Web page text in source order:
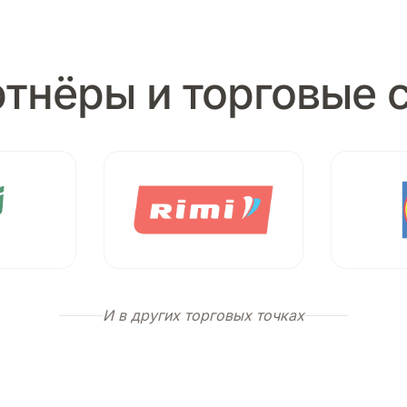
и торговые
И в других торговых точках